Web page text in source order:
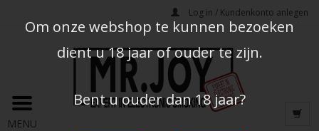
Log in / Kundenkonto anlegen
MENU
Om onze webshop te kunnen bezoeken
dient u 18 jaar of ouder te zijn.
Bent u ouder dan 18 jaar?